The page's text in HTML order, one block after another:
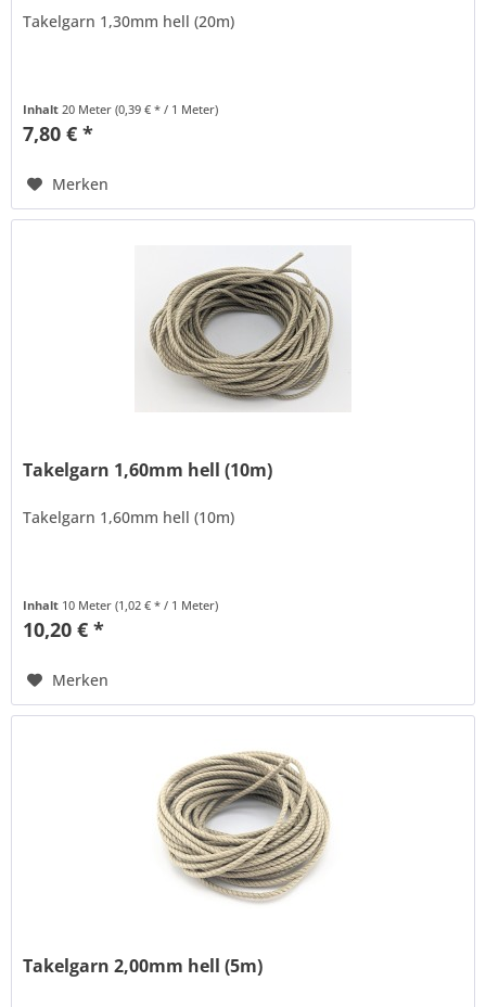
Takelgarn 1,30mm hell (20m)
Inhalt20 Meter(0,39 € * / 1 Meter)
7,80 € *
Merken
Takelgarn 1,60mm hell (10m)
Takelgarn 1,60mm hell (10m)
Inhalt 10 Meter(1,02 € * / 1 Meter)
10,20 € *
Merken
Takelgarn 2,00mm hell (5m)